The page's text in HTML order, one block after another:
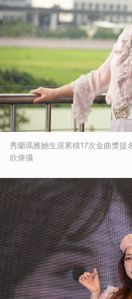
秀蘭瑪雅她生涯累積17次金曲獎提
欣偉攝